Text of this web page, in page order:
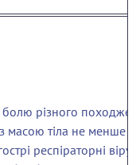
болю різного
масою тіла не менше
респіраторні